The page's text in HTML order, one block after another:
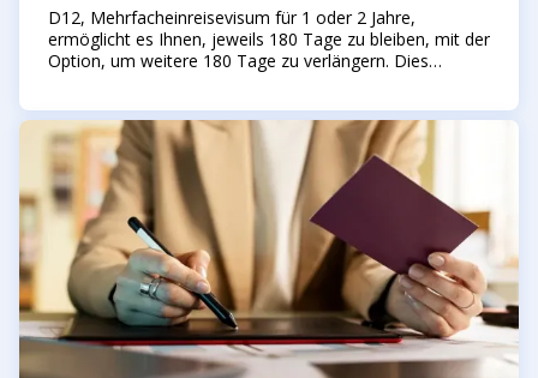
D12, Mehrfacheinreisevisum für 1 oder 2 Jahre,
ermöglicht es Ihnen, jeweils 180 Tage zu bleiben, mit der
Option, um weitere 180 Tage zu verlängern. Dies
können. Sie können Indonesien während der Visumfrist
so oft verlassen und wieder einreisen, wie Sie möchten.